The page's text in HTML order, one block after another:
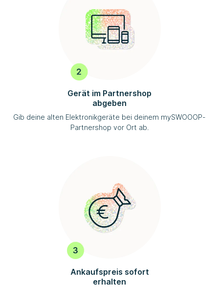
Gerät im Partnershop
abgeben
Gib deine alten Elektronikgeräte bei deinem mySWOOOP-
Partnershop vor Ort ab.
Ankaufspreis sofort
erhalten